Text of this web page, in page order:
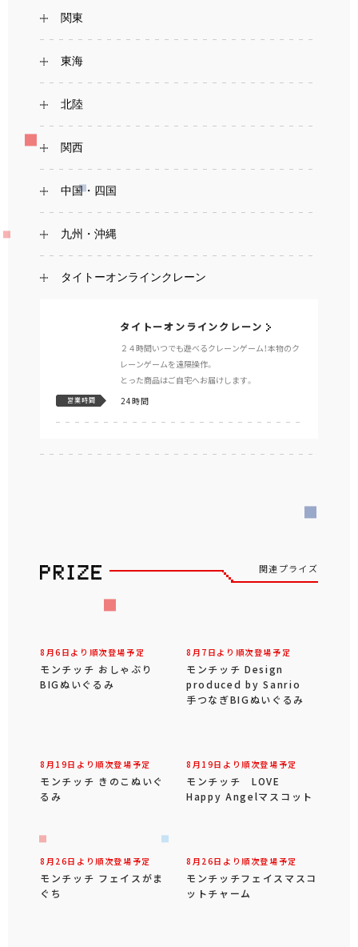
関東
東海
北陸
関西
中国・四国
九州・沖縄
タイトーオンラインクレーン
タイトーオンラインクレーン
２４時間いつでも遊べるクレーンゲーム！本物のク
レーンゲームを遠隔操作。
とった商品はご自宅へお届けします。
営業時間 24時間
関連プライズ
8月6日より順次登場予定
モンチッチ おしゃぶり
BIGぬいぐるみ
8月7日より順次登場予定
モンチッチ Design
produced by Sanrio
手つなぎBIGぬいぐるみ
8月19日より順次登場予定
モンチッチ きのこぬいぐ
るみ
8月19日より順次登場予定
モンチッチ LOVE
Happy Angelマスコット
8月26日より順次登場予定
モンチッチ フェイスがま
ぐち
8月26日より順次登場予定
モンチッチフェイスマスコ
ットチャーム